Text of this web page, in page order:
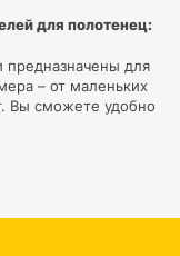
для полотенец:
для
– от маленьких
Вы сможете удобно